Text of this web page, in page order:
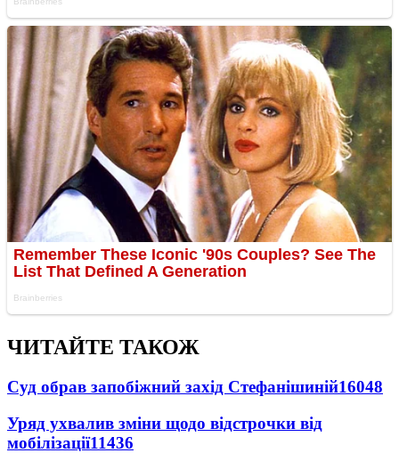
ЧИТАЙТЕ ТАКОЖ
Суд обрав запобіжний захід Стефанішиній16048
Уряд ухвалив зміни щодо відстрочки від
мобілізації11436